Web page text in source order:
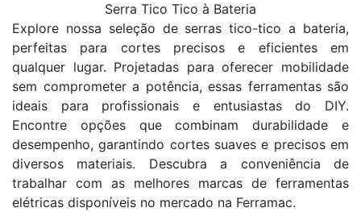
Serra Tico Tico à Bateria
Explore nossa seleção de serras tico-tico a bateria,
perfeitas para cortes precisos e eficientes em
qualquer lugar. Projetadas para oferecer mobilidade
sem comprometer a potência, essas ferramentas são
ideais para profissionais e entusiastas do DIY.
Encontre opções que combinam durabilidade e
desempenho, garantindo cortes suaves e precisos em
diversos materiais. Descubra a conveniência de
trabalhar com as melhores marcas de ferramentas
elétricas disponíveis no mercado na Ferramac.